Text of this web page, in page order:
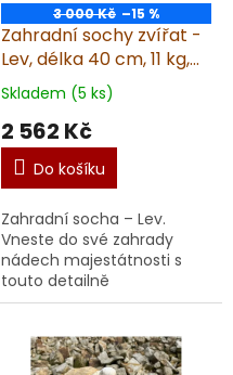
3 000 Kč –15 %
Zahradní sochy zvířat -
Lev, délka 40 cm, 11 kg,
pískovec
Skladem (5 ks)
2 562 Kč
Do košíku
Zahradní socha – Lev.
Vneste do své zahrady
nádech majestátnosti s
touto detailně
zpracovanou sochou,
vyrobena v České republice
z kvalit...